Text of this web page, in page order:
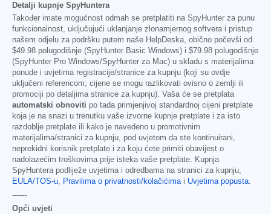
Detalji kupnje SpyHuntera
Također imate mogućnost odmah se pretplatiti na SpyHunter za punu
funkcionalnost, uključujući uklanjanje zlonamjernog softvera i pristup
našem odjelu za podršku putem naše HelpDeska, obično počevši od
$49.98 polugodišnje (SpyHunter Basic Windows) i $79.98 polugodišnje
(SpyHunter Pro Windows/SpyHunter za Mac) u skladu s materijalima
ponude i uvjetima registracije/stranice za kupnju (koji su ovdje
uključeni referencom; cijene se mogu razlikovati ovisno o zemlji ili
promociji po detaljima stranice za kupnju). Vaša će se pretplata
automatski obnoviti po tada primjenjivoj standardnoj cijeni pretplate
koja je na snazi u trenutku vaše izvorne kupnje pretplate i za isto
razdoblje pretplate ili kako je navedeno u promotivnim
materijalima/stranici za kupnju, pod uvjetom da ste kontinuirani,
neprekidni korisnik pretplate i za koju ćete primiti obavijest o
nadolazećim troškovima prije isteka vaše pretplate. Kupnja
SpyHuntera podliježe uvjetima i odredbama na stranici za kupnju,
EULA/TOS-u, Pravilima o privatnosti/kolačićimai Uvjetima popusta.
------
Opći uvjeti